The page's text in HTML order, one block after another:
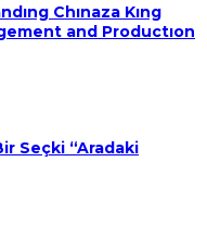
Chınaza Kıng
and Productıon
Seçki “Aradaki